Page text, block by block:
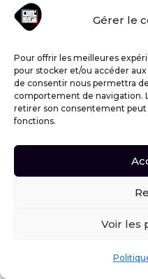
Gérer le
Pour offrir les meilleures
pour stocker et/ou accéder
de consentir nous permettra
comportement de navigation.
retirer son consentement
fonctions.
Voir les
suivant la date à
connaissance ; les
des conditions de
contrat.
16 –
DES
Le présent contrat
français. Toute
portant sur son
Blois, ce que le